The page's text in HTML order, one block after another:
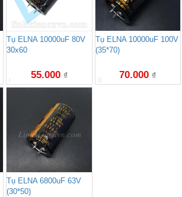
Tụ ELNA 10000uF 80V
30x60
55.000 ₫
i
Tụ ELNA 10000uF 100V
(35*70)
70.000 ₫
0
Tụ ELNA 6800uF 63V
(30*50)